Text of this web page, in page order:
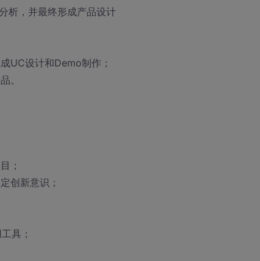
析，并最终形成产品设计
UC设计和Demo制作；
。
；
创新意识；
具；